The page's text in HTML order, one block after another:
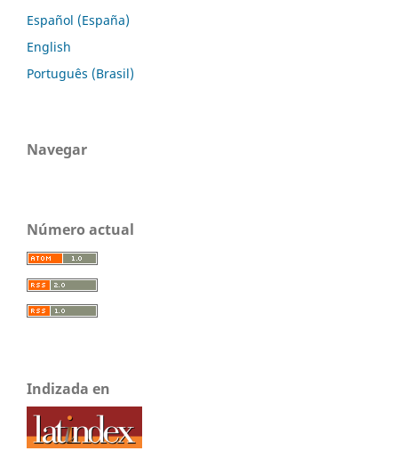
Español (España)
English
Português (Brasil)
Navegar
Número actual
Indizada en